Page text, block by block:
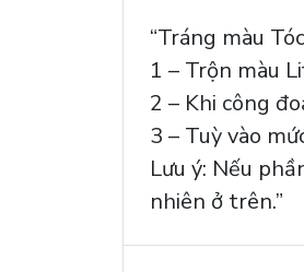
“Tráng màu
1 – Trộn màu
2 – Khi công
3 – Tuỳ vào
Lưu ý: Nếu
nhiên ở trên.”